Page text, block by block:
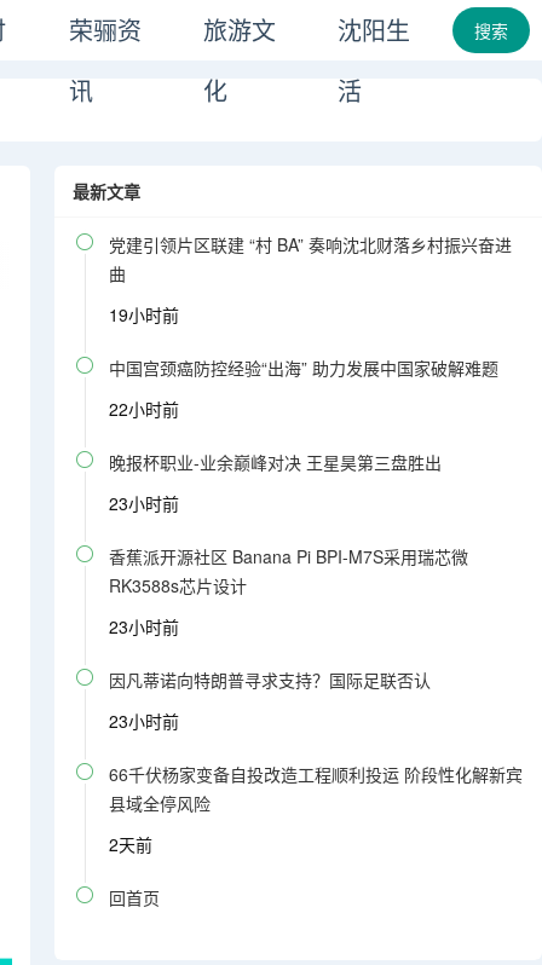
荣骊资
讯
旅游文
化
沈阳生
活
搜索
最新文章

党建引领片区联建 “村 BA” 奏响沈北财落乡村振兴奋进
曲
19小时前

中国宫颈癌防控经验“出海” 助力发展中国家破解难题
22小时前

晚报杯职业-业余巅峰对决 王星昊第三盘胜出
23小时前

香蕉派开源社区 Banana Pi BPI-M7S采用瑞芯微
RK3588s芯片设计
23小时前

因凡蒂诺向特朗普寻求支持？国际足联否认
23小时前

66千伏杨家变备自投改造工程顺利投运 阶段性化解新宾
县域全停风险
2天前
 回首页